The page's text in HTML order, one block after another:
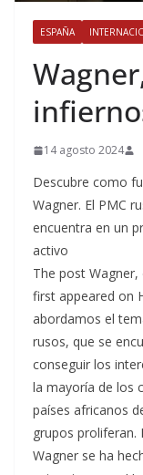
ESPAÑA
14 agosto 2024
Descubre como
Wagner. El PMC
encuentra en un
activo
The post
first appeared on
abordamos el
rusos, que se
conseguir los
la mayoría de los
países africanos
grupos
Wagner se ha